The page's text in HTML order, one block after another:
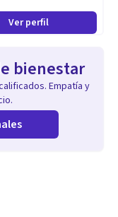
que les hace
metas, a
sus emociones sin
relaciones en donde
Ver perfil
bienestar
Empatía y